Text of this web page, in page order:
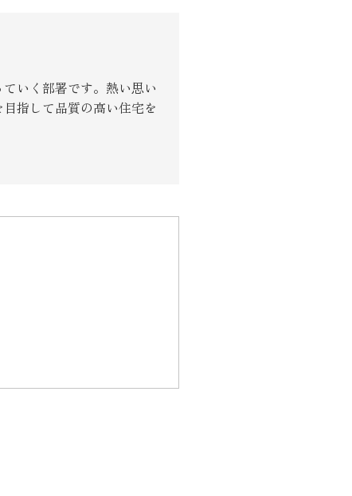
いく部署です。熱い思い
指して品質の高い住宅を